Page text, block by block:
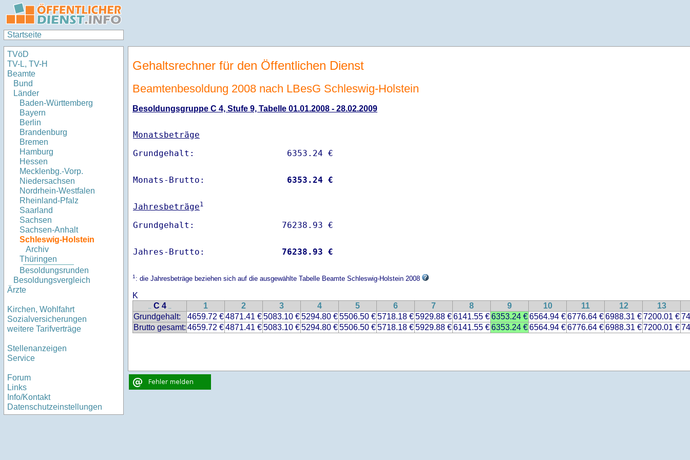
Startseite
TVöD
TV-L, TV-H
Beamte
Bund
Länder
Baden-Württemberg
Bayern
Berlin
Brandenburg
Bremen
Hamburg
Hessen
Mecklenbg.-Vorp.
Niedersachsen
Nordrhein-Westfalen
Rheinland-Pfalz
Saarland
Sachsen
Sachsen-Anhalt
Schleswig-Holstein
Archiv
Thüringen
Besoldungsrunden
Besoldungsvergleich
Ärzte
Kirchen, Wohlfahrt
Sozialversicherungen
weitere Tarifverträge
Stellenanzeigen
Service
Forum
Links
Info/Kontakt
Datenschutzeinstellungen
Gehaltsrechner für den Öffentlichen Dienst
Beamtenbesoldung 2008 nach LBesG Schleswig-Holstein
Besoldungsgruppe C 4, Stufe 9, Tabelle 01.01.2008 - 28.02.2009
Monatsbeträge
Monats-Brutto: 6353.24 €
Jahresbeträge1
Jahres-Brutto: 76238.93 €
1: die Jahresbeträge beziehen sich auf die ausgewählte Tabelle Beamte Schleswig-Holstein 2008
K
.. C 4 .. 1 2 3 4 5 6 7 8 9 10 11 12
13
Grundgehalt:
4659.72 €4871.41 €5083.10 €5294.80 €5506.50 €5718.18 €5929.88 €6141.55 €6353.24 €6564.94 €6776.64 €6988.31 €7200.01 €
Brutto gesamt: 4659.72 €4871.41 €5083.10 €5294.80 €5506.50 €5718.18 €5929.88 €6141.55 €6353.24 €6564.94 €6776.64 €6988.31 €7200.01 €